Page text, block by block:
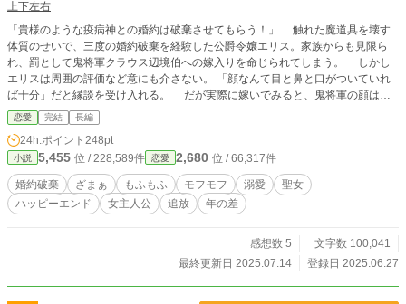
上下左右
「貴様のような疫病神との婚約は破棄させてもらう！」 触れた魔道具を壊す
体質のせいで、三度の婚約破棄を経験した公爵令嬢エリス。家族からも見限ら
れ、罰として鬼将軍クラウス辺境伯への嫁入りを命じられてしまう。 しかし
エリスは周囲の評価など意にも介さない。 「顔なんて目と鼻と口がついていれ
ば十分」だと縁談を受け入れる。 だが実際に嫁いでみると、鬼将軍の顔は認
識阻害の魔術によって醜くなっていただけで、魔術無力化の特性を持つエリス
は、彼が本当は美しい青年だと見抜いていた。 一方、エリスの特異な体質
に、元婚約者の伯爵が気づく。それは伝説の聖女と同じ力で、領地の繁栄を約束
するものだった。 伯爵は自分から婚約を破棄したにも関わらず、その決定を
覆すために復縁するための画策を始めるのだが・・・後悔してももう遅いと、ざ
まぁな展開に発展していくのだった 本作は不遇だった令嬢が、最恐将軍に溺
愛されて、幸せになるまでのハッピーエンドの物語である ※※小説家になろう
恋愛 完結 長編
24h.ポイント 248pt
小説 5,455 位 / 228,589件 恋愛 2,680 位 / 66,317件
婚約破棄 ざまぁ もふもふ モフモフ 溺愛
聖女
ハッピーエンド
女主人公 追放 年の差
感想数 5
文字数 100,041
最終更新日 2025.07.14
登録日 2025.06.27